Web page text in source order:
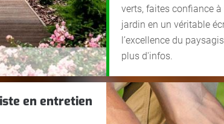
verts, faites confiance
jardin en un véritable
l’excellence du
plus d'infos.
en entretien